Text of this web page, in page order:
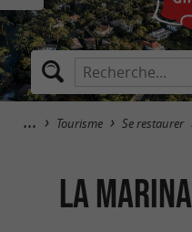
Tourisme Se restaurer
La Marina